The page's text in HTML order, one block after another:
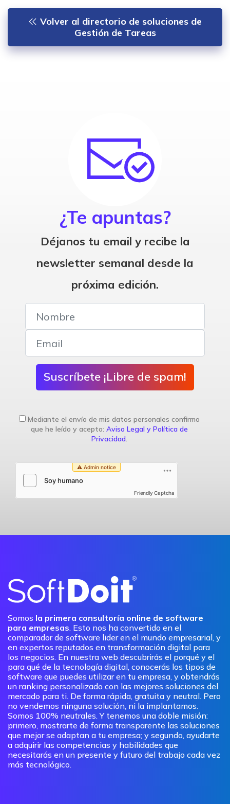
Volver al directorio de soluciones de
Gestión de Tareas
¿Te apuntas?
Déjanos tu email y recibe la
newsletter semanal desde la
próxima edición.
Suscríbete ¡Libre de spam!
Mediante el envío de mis datos personales confirmo
que he leído y acepto: Aviso Legal y Política de
Privacidad.
Friendly Captcha
Somos la primera consultoría online de software
para empresas. Esto nos ha convertido en el
comparador de software lider en el mundo empresarial, y
en expertos reputados en transformación digital para
los negocios. En nuestra web descubrirás el porqué y el
para qué de la tecnología digital, conocerás los tipos de
software que puedes utilizar en tu empresa, y obtendrás
un ranking personalizado con las mejores soluciones del
mercado para ti. De forma rápida, gratuita y neutral. Pero
no vendemos ninguna solución, ni la implantamos.
Somos 100% neutrales. Y tenemos una doble misión:
primero, mostrarte de forma transparente las soluciones
que mejor se adaptan a tu empresa; y segundo, ayudarte
a adquirir las competencias y habilidades que
necesitarás en un presente y futuro del trabajo cada vez
más tecnológico.